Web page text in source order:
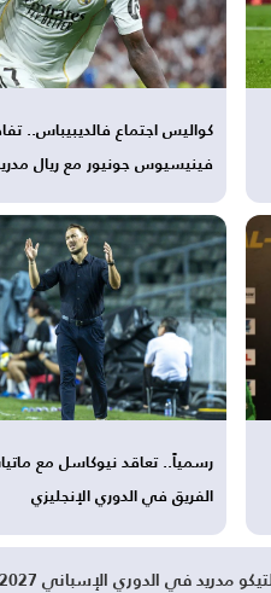
كواليس اجتماع فالديبيباس..
فينيسيوس جونيور مع ريال
رسمياً.. تعاقد نيوكاسل مع
الفريق في الدوري الإنجليزي